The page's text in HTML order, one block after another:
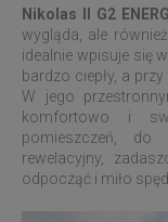
Nikolas II G2
wygląda, ale
idealnie wpisuje się
bardzo ciepły, a
W jego
komfortowo i
pomieszczeń, do
rewelacyjny,
odpocząć i miło